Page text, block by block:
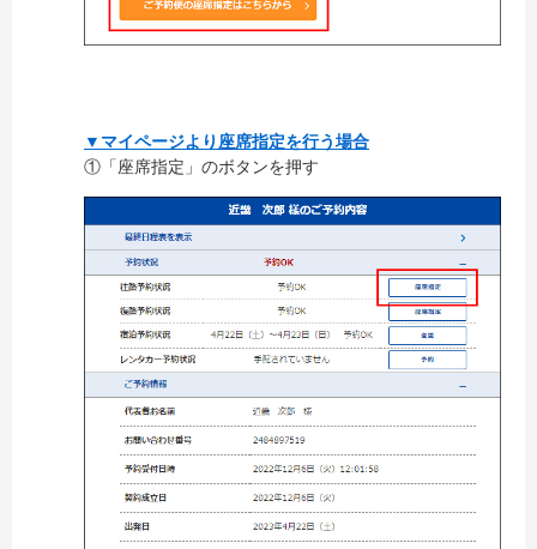
▼マイページより座席指定を行う場合
①「座席指定」のボタンを押す